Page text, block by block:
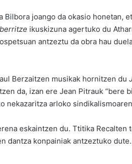
joango da okasio honetan,
ikuskizuna agertuko du
antzeztu da obra hau
Berzaitzen musikak hornitzen du
da, izan ere Jean Pitrauk “bere
nekazaritza arloko
eskaintzen du. Ttitika Recalten
dantza konpainiak antzeztuko dute.